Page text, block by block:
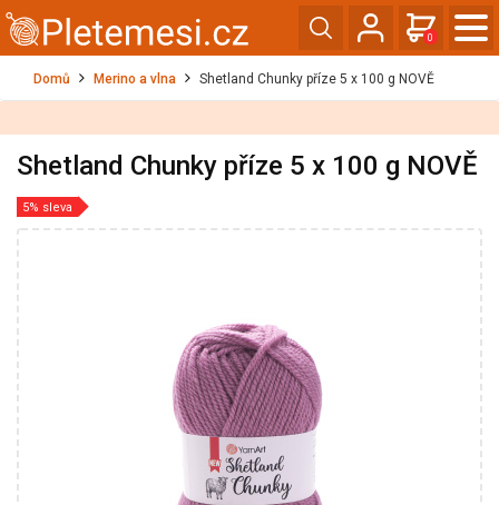
0
Domů Merino a vlna Shetland Chunky příze 5 x 100 g NOVĚ
Shetland Chunky příze 5 x 100 g NOVĚ
5% sleva